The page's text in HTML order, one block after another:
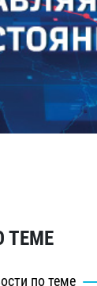
ТЕМЕ
по теме